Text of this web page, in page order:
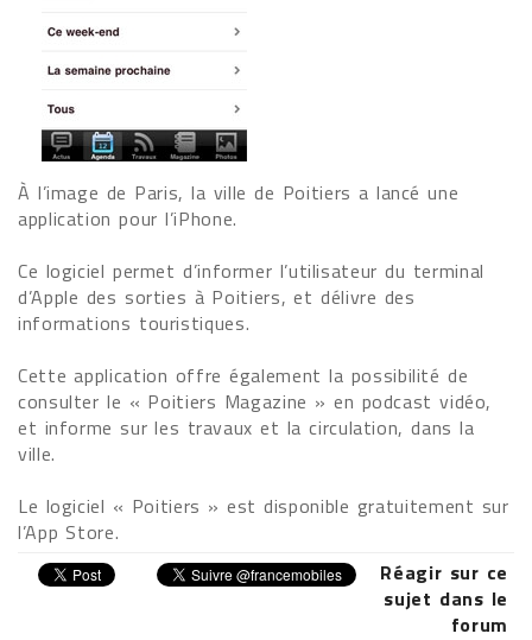
À l’image de Paris, la ville de Poitiers a lancé une
application pour l’iPhone.
Ce logiciel permet d’informer l’utilisateur du terminal
d’Apple des sorties à Poitiers, et délivre des
informations touristiques.
Cette application offre également la possibilité de
consulter le « Poitiers Magazine » en podcast vidéo,
et informe sur les travaux et la circulation, dans la
ville.
Le logiciel « Poitiers » est disponible gratuitement sur
l’App Store.
Réagir sur ce
sujet dans le
forum